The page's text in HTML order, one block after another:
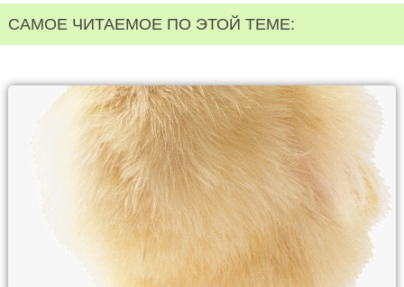
САМОЕ ЧИТАЕМОЕ ПО ЭТОЙ ТЕМЕ: